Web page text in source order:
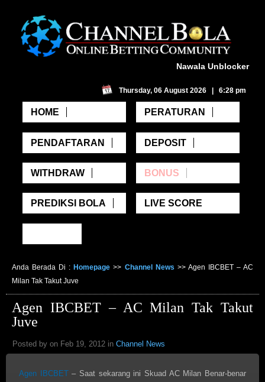
Nawala Unblocker
Thursday, 06 August 2026 | 6:28 pm
HOME PERATURAN
PENDAFTARAN DEPOSIT
WITHDRAW BONUS
PREDIKSI BOLA LIVE SCORE
Anda Berada Di :Homepage >> Channel News >> Agen IBCBET – AC
Milan Tak Takut Juve
Agen IBCBET – AC Milan Tak Takut
Juve
Posted by on Feb 19, 2012 in Channel News
Agen IBCBET– Saat sekarang ini Skuad AC Milan Benar-benar